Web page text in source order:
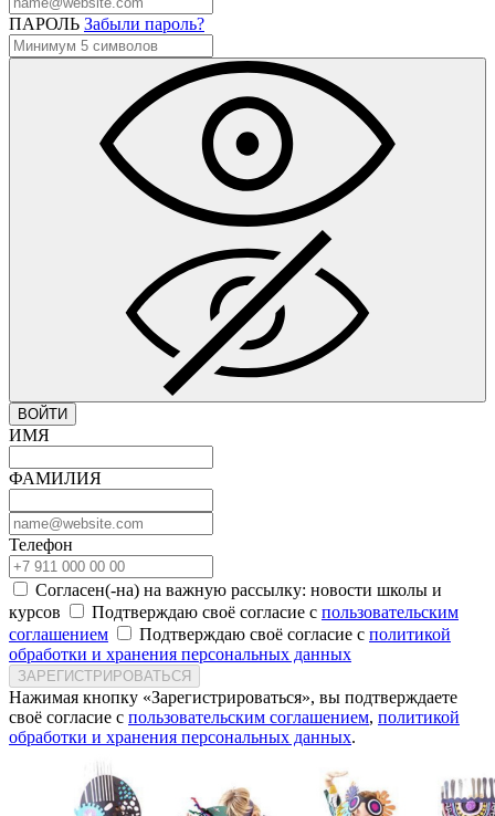
ПАРОЛЬ Забыли пароль?
ВОЙТИ
ИМЯ
ФАМИЛИЯ
Телефон
Согласен(-на) на важную рассылку: новости школы и
курсов
Подтверждаю своё согласие с пользовательским
соглашением
Подтверждаю своё согласие с политикой
обработки и хранения персональных данных
ЗАРЕГИСТРИРОВАТЬСЯ
Нажимая кнопку «Зарегистрироваться», вы подтверждаете
своё согласие с пользовательским соглашением, политикой
обработки и хранения персональных данных.